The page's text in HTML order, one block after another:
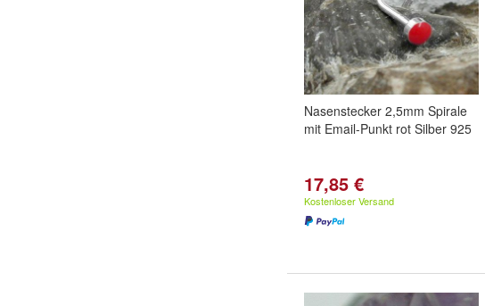
Nasenstecker 2,5mm Spirale
mit Email-Punkt rot Silber 925
17,85 €
Kostenloser Versand